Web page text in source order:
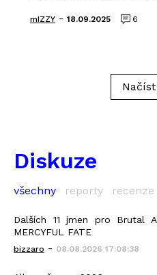
mIZZY - 18.09.2025 6
Diskuze
všechny reporty recenze
Dalších 11 jmen pro Brutal
MERCYFUL FATE
bizzaro - 08.08.2026 17:08:38